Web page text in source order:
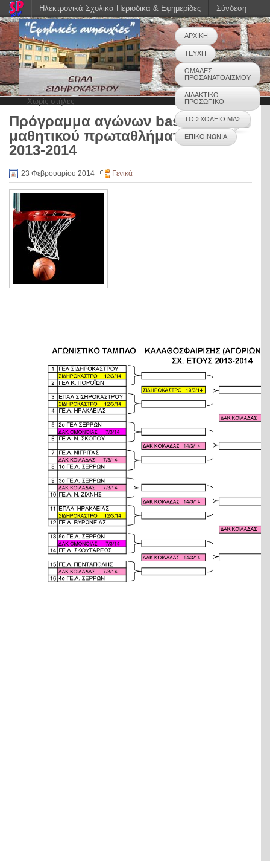
ΑΡΧΙΚΗ
ΤΕΥΧΗ
ΟΜΑΔΕΣ
ΠΡΟΣΑΝΑΤΟΛΙΣΜΟΥ
ΔΙΔΑΚΤΙΚΟ
ΠΡΟΣΩΠΙΚΟ
ΤΟ ΣΧΟΛΕΙΟ ΜΑΣ
ΕΠΙΚΟΙΝΩΝΙΑ
Χωρίς στήλες
0
Πρόγραμμα αγώνων basket
μαθητικού πρωταθλήματος
2013-2014
23 Φεβρουαρίου 2014 Γενικά
Ηλεκτρονικά Σχολικά Περιοδικά & Εφημερίδες Σύνδεση